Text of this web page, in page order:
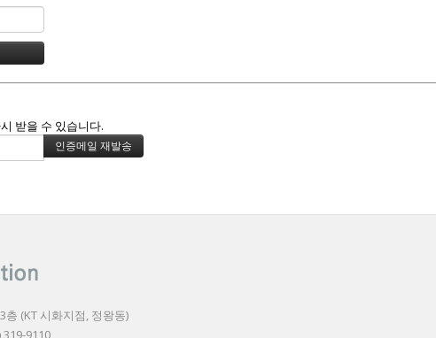
받을 수 있습니다.
(KT 시화지점, 정왕동)
319-9110